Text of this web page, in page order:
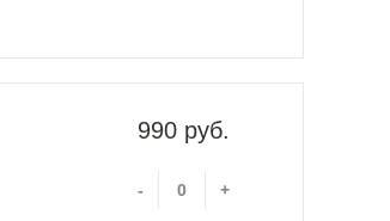
990 руб.
- +